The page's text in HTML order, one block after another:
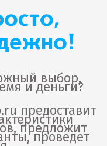
выбор,
и деньги?
предоставит
предложит
проведет